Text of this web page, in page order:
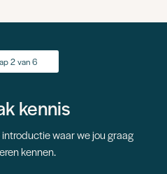
2 van 6
kennis
waar we jou graag
kennen.